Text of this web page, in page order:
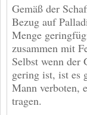
Gemäß der
Bezug auf
Menge
zusammen mit
Selbst wenn
gering ist, ist es
Mann verboten,
tragen.